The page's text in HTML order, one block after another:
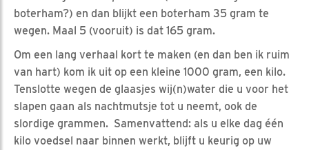
boterham?) en dan blijkt een boterham 35 gram te
wegen. Maal 5 (vooruit) is dat 165 gram.
Om een lang verhaal kort te maken (en dan ben ik ruim
van hart) kom ik uit op een kleine 1000 gram, een kilo.
Tenslotte wegen de glaasjes wij(n)water die u voor het
slapen gaan als nachtmutsje tot u neemt, ook de
slordige grammen. Samenvattend: als u elke dag één
kilo voedsel naar binnen werkt, blijft u keurig op uw